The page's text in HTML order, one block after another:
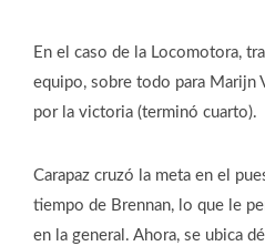
En el caso de la Locomotora,
equipo, sobre todo para Marijn
por la victoria (terminó cuarto).
Carapaz cruzó la meta en el
tiempo de Brennan, lo que le
en la general. Ahora, se ubica